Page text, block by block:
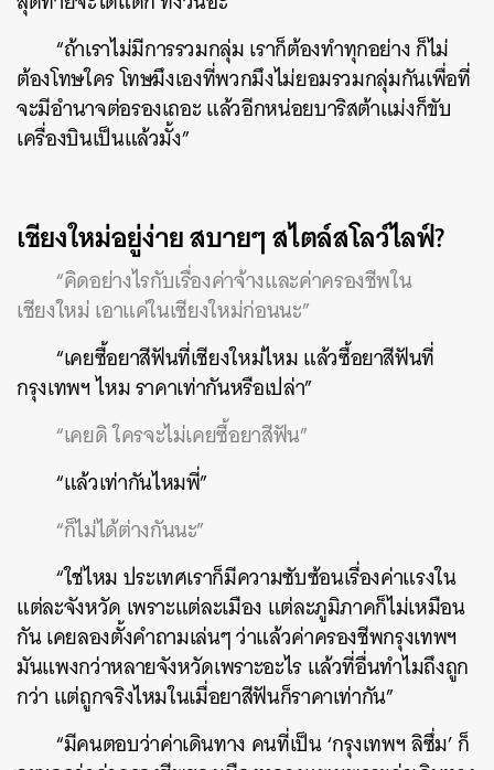
“ถ้าเราไม่มีการรวมกลุ่ม เราก็ต้องทำทุกอย่าง ก็ไม่
ต้องโทษใคร โทษมึงเองที่พวกมึงไม่ยอมรวมกลุ่มกันเพื่อที่
จะมีอำนาจต่อรองเถอะ แล้วอีกหน่อยบาริสต้าแม่งก็ขับ
เครื่องบินเป็นแล้วมั้ง”
เชียงใหม่อยู่ง่าย สบายๆ สไตล์สโลว์ไลฟ์?
“คิดอย่างไรกับเรื่องค่าจ้างและค่าครองชีพใน
เชียงใหม่ เอาแค่ในเชียงใหม่ก่อนนะ”
“เคยซื้อยาสีฟันที่เชียงใหม่ไหม แล้วซื้อยาสีฟันที่
กรุงเทพฯ ไหม ราคาเท่ากันหรือเปล่า”
“เคยดิ ใครจะไม่เคยซื้อยาสีฟัน”
“แล้วเท่ากันไหมพี่”
“ก็ไม่ได้ต่างกันนะ”
“ใช่ไหม ประเทศเราก็มีความซับซ้อนเรื่องค่าแรงใน
แต่ละจังหวัด เพราะแต่ละเมือง แต่ละภูมิภาคก็ไม่เหมือน
กัน เคยลองตั้งคำถามเล่นๆ ว่าแล้วค่าครองชีพกรุงเทพฯ
มันแพงกว่าหลายจังหวัดเพราะอะไร แล้วที่อื่นทำไมถึงถูก
กว่า แต่ถูกจริงไหมในเมื่อยาสีฟันก็ราคาเท่ากัน”
“มีคนตอบว่าค่าเดินทาง คนที่เป็น ‘กรุงเทพฯ ลิซึ่ม’ ก็
SHARE TWEET LINE EMAIL